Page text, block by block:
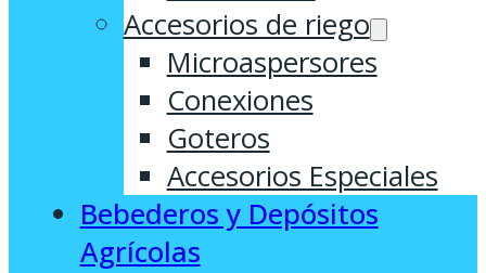
Accesorios de riego
Microaspersores
Conexiones
Goteros
Accesorios Especiales
Bebederos y Depósitos
Agrícolas